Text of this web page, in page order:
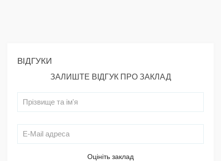
ВІДГУКИ
ЗАЛИШТЕ ВІДГУК ПРО ЗАКЛАД
Оцініть заклад